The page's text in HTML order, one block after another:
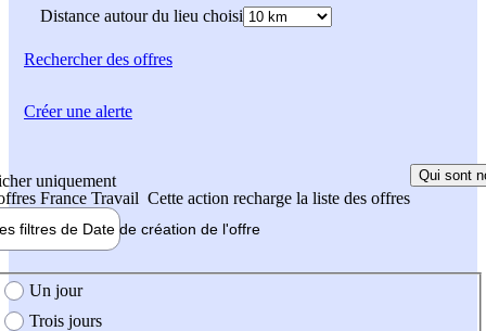
Distance autour du lieu choisi
Rechercherdes offres
uniquement
France Travail Cette action recharge la liste des offres
Qui sont
filtres de Date de création de l'offre
création de l'offre
Un jour
Trois jours
Créer une alerte